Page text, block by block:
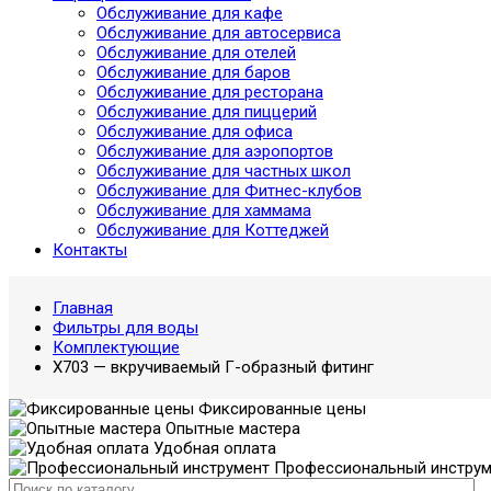
Обслуживание для кафе
Обслуживание для автосервиса
Обслуживание для отелей
Обслуживание для баров
Обслуживание для ресторана
Обслуживание для пиццерий
Обслуживание для офиса
Обслуживание для аэропортов
Обслуживание для частных школ
Обслуживание для Фитнес-клубов
Обслуживание для хаммама
Обслуживание для Коттеджей
Контакты
Главная
Фильтры для воды
Комплектующие
X703 — вкручиваемый Г-образный фитинг
Фиксированные цены
Опытные мастера
Удобная оплата
Профессиональный